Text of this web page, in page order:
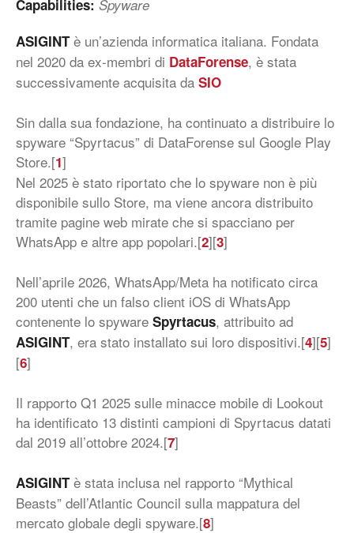
Capabilities: Spyware
ASIGINTè un’azienda informatica italiana. Fondata
nel 2020 da ex-membri di DataForense, è stata
successivamente acquisita da SIO
Sin dalla sua fondazione, ha continuato a distribuire lo
spyware “Spyrtacus” di DataForense sul Google Play
Store.[1]
Nel 2025 è stato riportato che lo spyware non è più
disponibile sullo Store, ma viene ancora distribuito
tramite pagine web mirate che si spacciano per
WhatsApp e altre app popolari.[2][3]
Nell’aprile 2026, WhatsApp/Meta ha notificato circa
200 utenti che un falso client iOS di WhatsApp
contenente lo spyware Spyrtacus, attribuito ad
ASIGINT, era stato installato sui loro dispositivi.[4][5]
[6]
Il rapporto Q1 2025 sulle minacce mobile di Lookout
ha identificato 13 distinti campioni di Spyrtacus datati
dal 2019 all’ottobre 2024.[7]
ASIGINTè stata inclusa nel rapporto “Mythical
Beasts” dell’Atlantic Council sulla mappatura del
mercato globale degli spyware.[8]